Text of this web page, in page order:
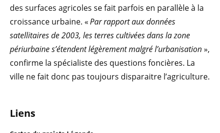
Liens
des surfaces agricoles se fait parfois en parallèle à la
croissance urbaine. «Par rapport aux données
satellitaires de 2003, les terres cultivées dans la zone
périurbaine s’étendent légèrement malgré l’urbanisation»,
confirme la spécialiste des questions foncières. La
ville ne fait donc pas toujours disparaitre l’agriculture.